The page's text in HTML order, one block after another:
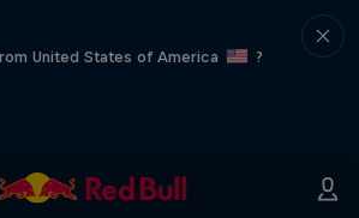
United States of America
?